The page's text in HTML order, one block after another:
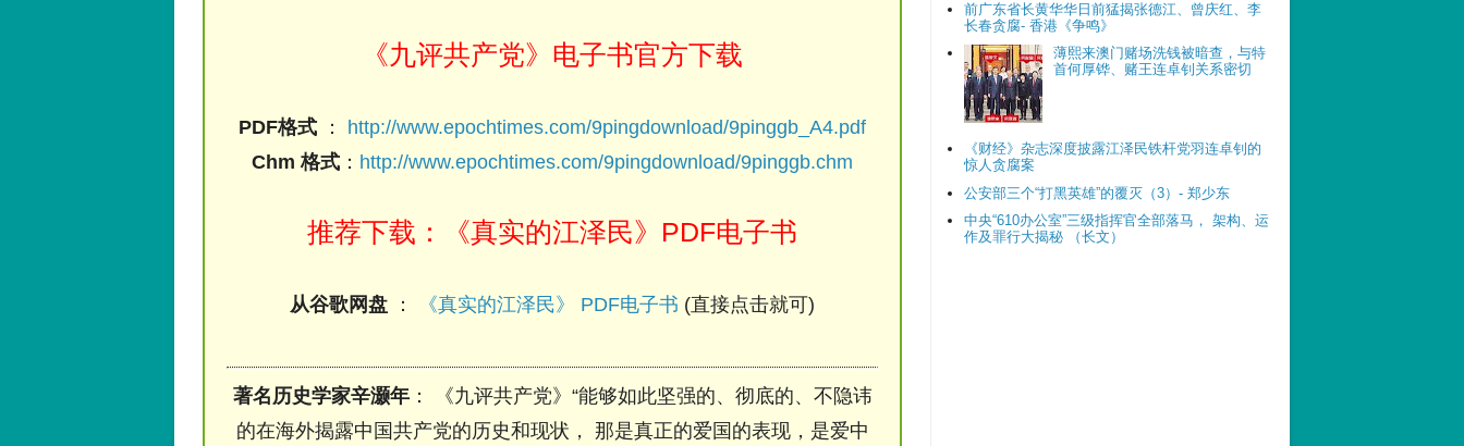
《九评共产党》电子书官方下载
PDF格式 ： http://www.epochtimes.com/9pingdownload/9pinggb_A4.pdf
Chm 格式 ： http://www.epochtimes.com/9pingdownload/9pinggb.chm
推荐下载：《真实的江泽民》PDF电子书
从谷歌网盘 ： 《真实的江泽民》 PDF电子书 (直接点击就可)
著名历史学家辛灏年： 《九评共产党》“能够如此坚强的、彻底的、不隐讳
的在海外揭露中国共产党的历史和现状， 那是真正的爱国的表现，是爱中
前广东省长黄华华日前猛揭张德江、曾庆红、李
长春贪腐- 香港《争鸣》
薄熙来澳门赌场洗钱被暗查，与特
首何厚铧、赌王连卓钊关系密切
《财经》杂志深度披露江泽民铁杆党羽连卓钊的
惊人贪腐案
公安部三个“打黑英雄”的覆灭（3）- 郑少东
中央“610办公室”三级指挥官全部落马， 架构、运
作及罪行大揭秘 （长文）